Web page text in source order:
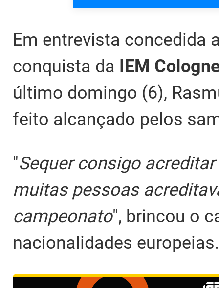
Em entrevista concedida
conquista da IEM
último domingo (6),
feito alcançado pelos
"Sequer consigo
muitas pessoas
campeonato", brincou o
nacionalidades europeias.